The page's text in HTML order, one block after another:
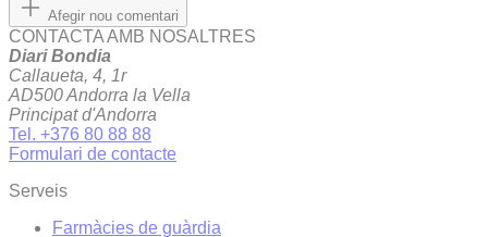
Afegir nou comentari
CONTACTA AMB NOSALTRES
Diari Bondia
Callaueta, 4, 1r
AD500 Andorra la Vella
Principat d'Andorra
Tel. +376 80 88 88
Formulari de contacte
Serveis
Farmàcies de guàrdia